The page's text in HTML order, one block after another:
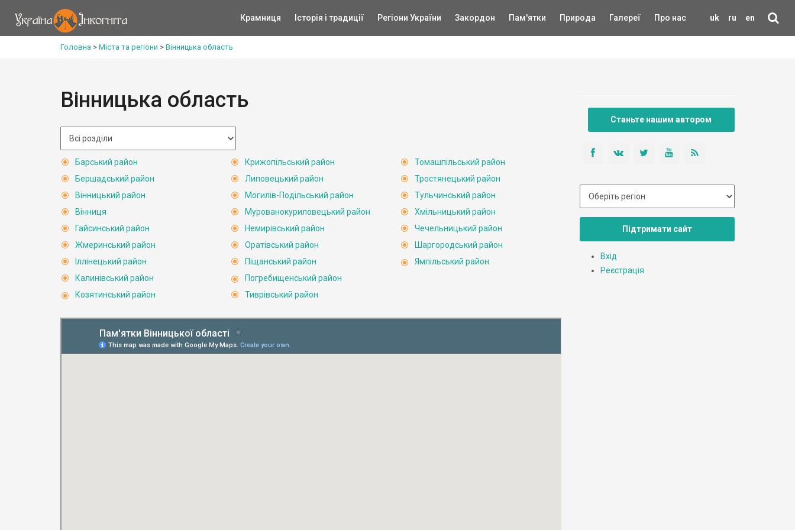
uk ru en
Крамниця Історія і традиції Регіони України Закордон Пам'ятки Природа Галереї Про нас
Головна > Міста та регіони > Вінницька область
Вінницька область
Барський район
Бершадський район
Вінницький район
Вінниця
Гайсинський район
Жмеринський район
Іллінецький район
Калинівський район
Козятинський район
Крижопільський район
Липовецький район
Могилів-Подільський район
Мурованокуриловецький район
Немирівський район
Оратівський район
Піщанський район
Погребищенський район
Тиврівський район
Томашпільський район
Тростянецький район
Тульчинський район
Хмільницький район
Чечельницький район
Шаргородський район
Ямпільський район
Станьте нашим автором
Підтримати сайт
Вхід
Реєстрація